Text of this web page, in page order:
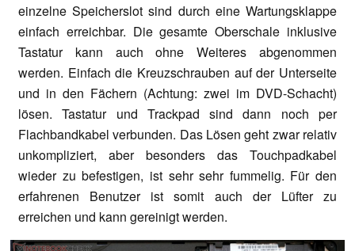
einzelne Speicherslot sind durch eine Wartungsklappe
einfach erreichbar. Die gesamte Oberschale inklusive
Tastatur kann auch ohne Weiteres abgenommen
werden. Einfach die Kreuzschrauben auf der Unterseite
und in den Fächern (Achtung: zwei im DVD-Schacht)
lösen. Tastatur und Trackpad sind dann noch per
Flachbandkabel verbunden. Das Lösen geht zwar relativ
unkompliziert, aber besonders das Touchpadkabel
wieder zu befestigen, ist sehr sehr fummelig. Für den
erfahrenen Benutzer ist somit auch der Lüfter zu
erreichen und kann gereinigt werden.